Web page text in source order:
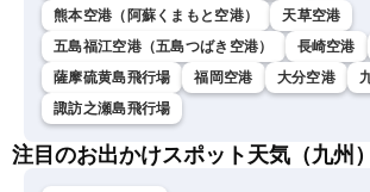
熊本空港（阿蘇くまもと空港）
天草空港
五島福江空港（五島つばき空港）
長崎空港
薩摩硫黄島飛行場
福岡空港 大分空港
諏訪之瀬島飛行場
注目のお出かけスポット天気（九州）